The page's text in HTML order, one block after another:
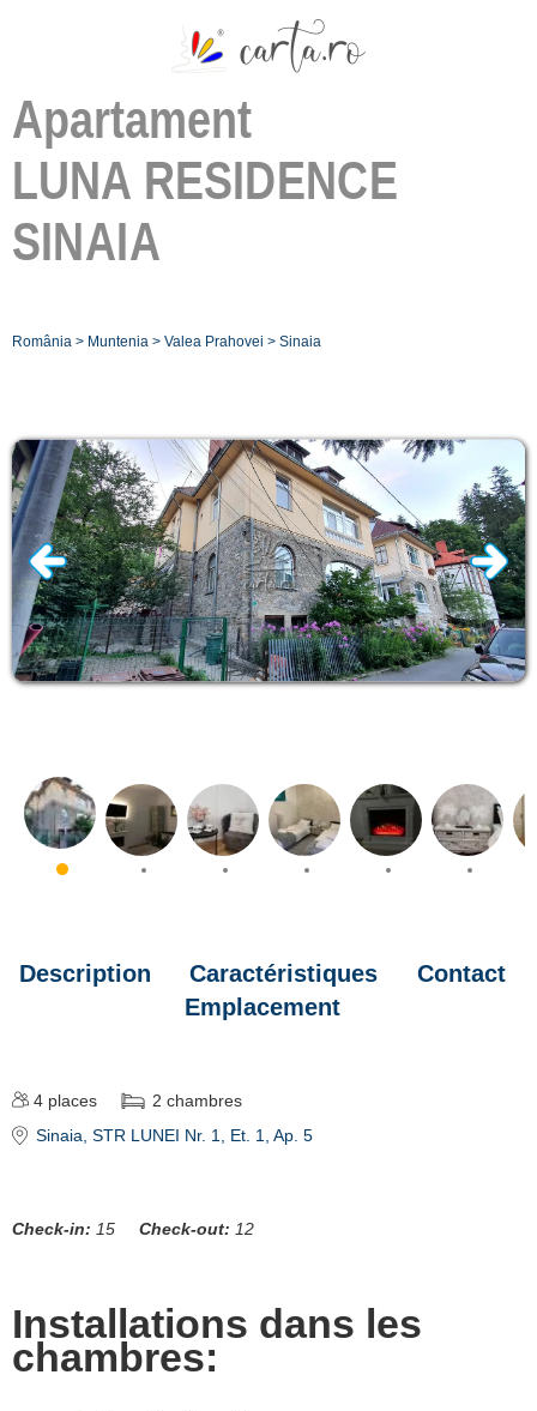
Apartament
LUNA RESIDENCE
SINAIA
România > Muntenia > Valea Prahovei > Sinaia
Description Caractéristiques
Contact
Emplacement
4 places 2 chambres
Sinaia, STR LUNEI Nr. 1, Et. 1, Ap. 5
Check-in: 15 Check-out: 12
Installations dans les
chambres: